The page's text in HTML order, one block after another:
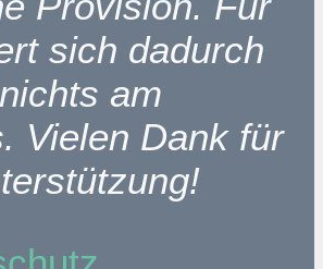
sich dadurch
am
Vielen Dank für